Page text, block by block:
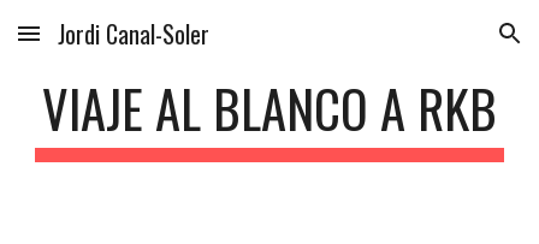
Skip to main content Skip to navigation
Jordi Canal-Soler
VIAJE AL BLANCO A RKB